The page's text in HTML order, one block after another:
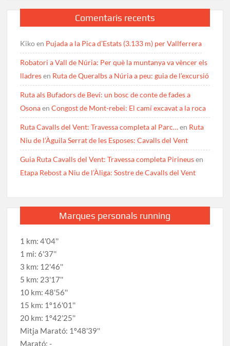
Comentaris recents
Kikoen Pujada a la Pica d’Estats (3.133 m) per Vallferrera
Robatori a Vall de Núria: Per què la muntanya va vèncer els
lladresen Ruta de Queralbs a Núria a peu: guia de l’excursió
Ruta als Bufadors de Beví: un bosc de conte de fades a
OsonaenCongost de Mont-rebei: El camí excavat a la roca
Ruta Cavalls del Vent: Travessa completa al Parc…en Ruta
Niu de l’Àguila Serrat de les Esposes: Cavalls del Vent
Guia Ruta Cavalls del Vent: Travessa completa Pirineusen
Etapa Rebost a Niu de l’Àliga: Sostre de Cavalls del Vent
Marques personals running
1 km: 4'04''
1 mi: 6'37''
3 km: 12'46''
5 km: 23'17''
10 km: 48'56''
15 km: 1º16'01''
20 km: 1º42'25''
Mitja Marató: 1º48'39''
Marató: -